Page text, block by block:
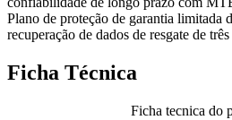
Plano de proteção de garantia limitada
recuperação de dados de resgate de
Ficha Técnica
Ficha tecnica do